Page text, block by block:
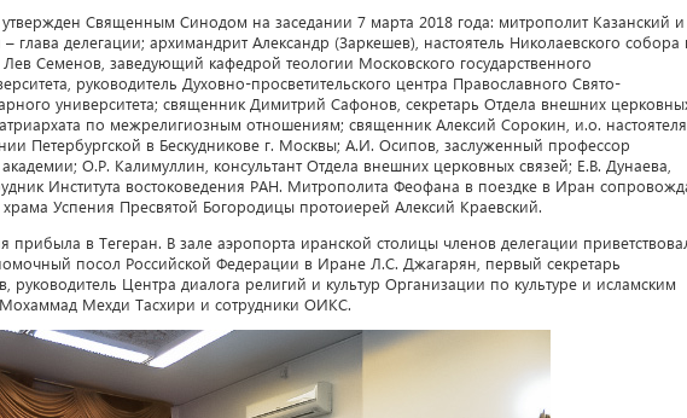
Священным Синодом на заседании 7 марта 2018 года: митрополит Казанский и
глава делегации; архимандрит Александр (Заркешев), настоятель Николаевского собора
Семенов, заведующий кафедрой теологии Московского государственного
руководитель Духовно-просветительского центра Православного Свято-
университета; священник Димитрий Сафонов, секретарь Отдела внешних
по межрелигиозным отношениям; священник Алексий Сорокин, и.о. настоятеля
Петербургской в Бескудникове г. Москвы; А.И. Осипов, заслуженный профессор
О.Р. Калимуллин, консультант Отдела внешних церковных связей; Е.В. Дунаева,
Института востоковедения РАН. Митрополита Феофана в поездке в Иран
храма Успения Пресвятой Богородицы протоиерей Алексий Краевский.
прибыла в Тегеран. В зале аэропорта иранской столицы членов делегации
посол Российской Федерации в Иране Л.С. Джагарян, первый секретарь
руководитель Центра диалога религий и культур Организации по культуре и исламским
Мехди Тасхири и сотрудники ОИКС.